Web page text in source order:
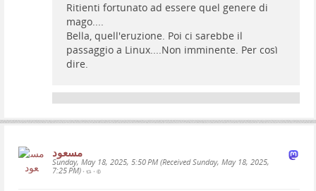
Ritienti fortunato ad essere quel genere di
mago....
Bella, quell'eruzione. Poi ci sarebbe il
passaggio a Linux....Non imminente. Per così
dire.
مسعود
Sunday, May 18, 2025, 5:50 PM (Received Sunday, May 18, 2025,
7:25 PM) • •